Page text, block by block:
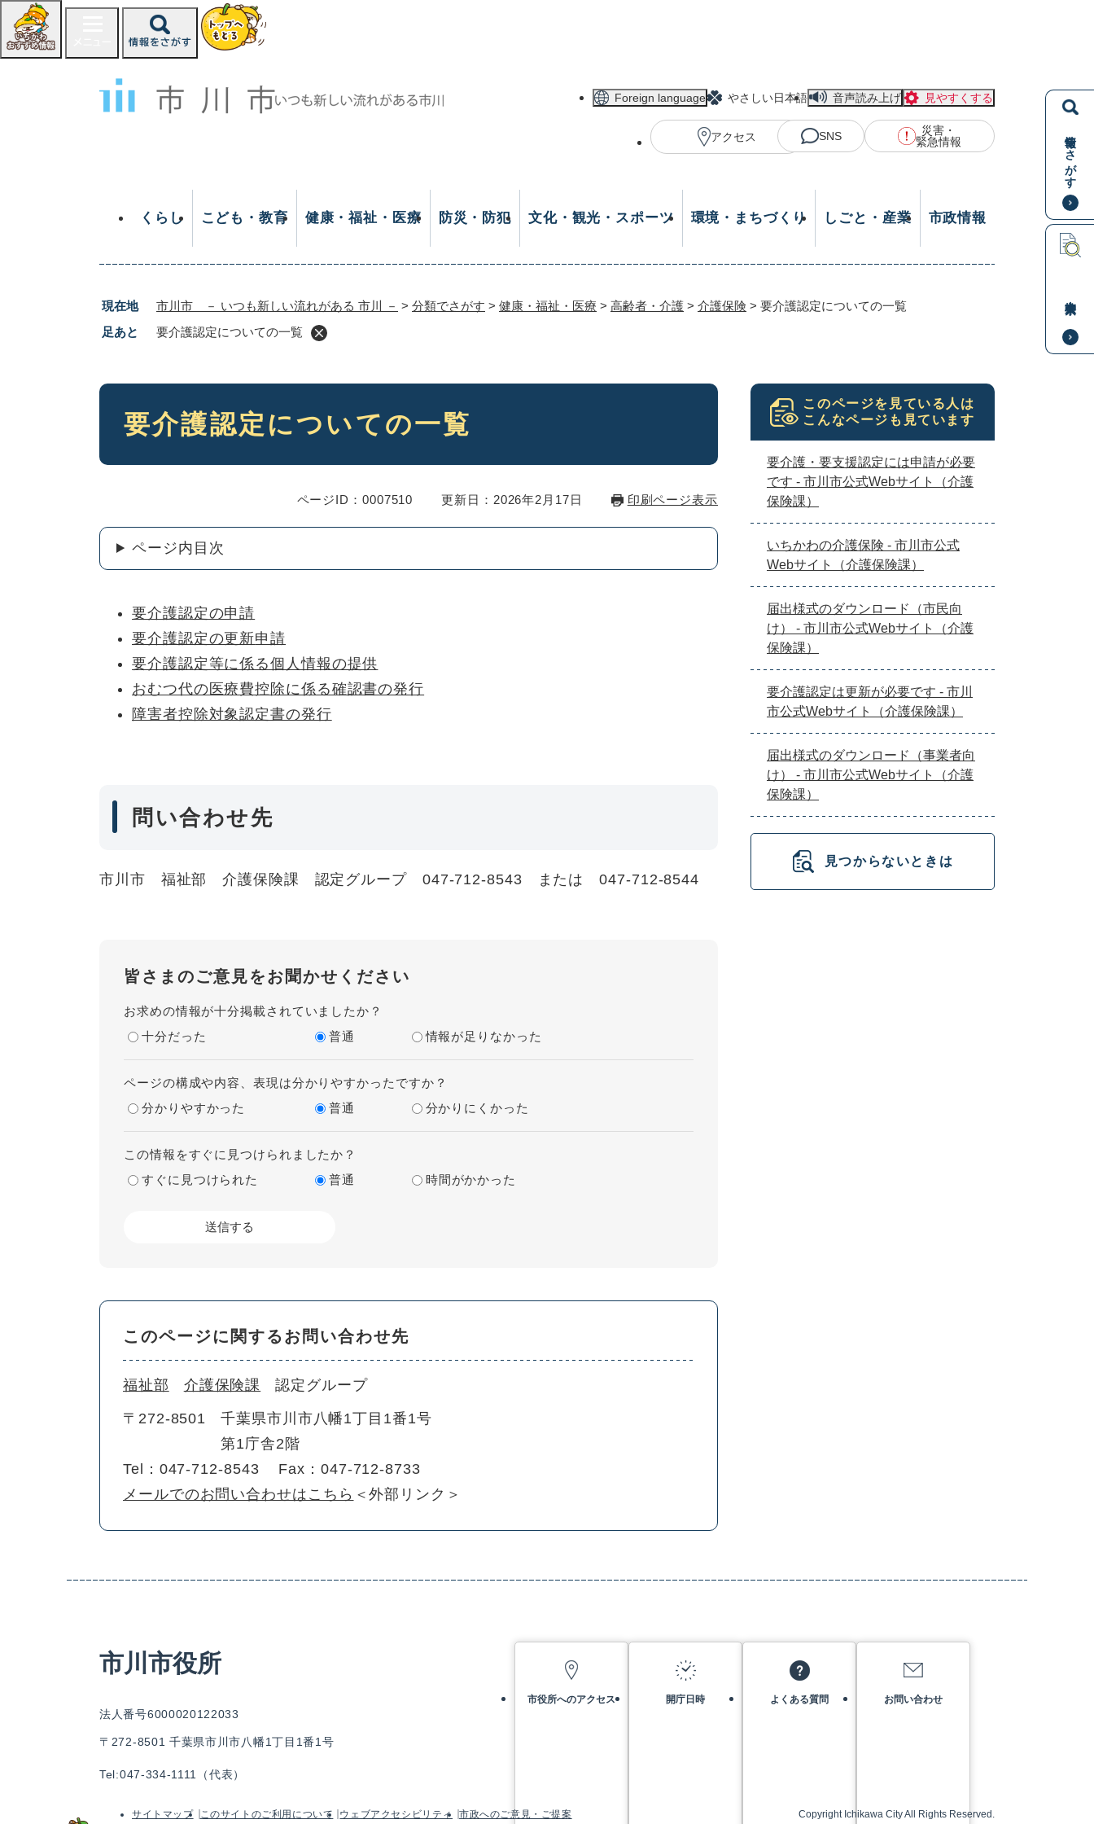
ジ
情報をさがす
Foreign language やさしい日本語 音声読み上げ 見やすくする
アクセス SNS
災害・
緊急情報
くらし こども・教育 健康・福祉・医療 防災・防犯 文化・観光・スポーツ 環境・まちづくり しごと・産業 市政情報
現在地 市川市 － いつも新しい流れがある 市川 － > 分類でさがす > 健康・福祉・医療 > 高齢者・介護 > 介護保険 > 要介護認定についての一覧
足あと
要介護認定についての一覧
本
要介護認定についての一覧
ページID：0007510 更新日：2026年2月17日 印刷ページ表示
ページ内目次
要介護認定の申請
要介護認定の更新申請
要介護認定等に係る個人情報の提供
おむつ代の医療費控除に係る確認書の発行
障害者控除対象認定書の発行
問い合わせ先
市川市 福祉部 介護保険課 認定グループ 047-712-8543 または 047-712-8544
皆さまのご意見をお聞かせください
お求めの情報が十分掲載されていましたか？
十分だった
普通 情報が足りなかった
ページの構成や内容、表現は分かりやすかったですか？
分かりやすかった
普通 分かりにくかった
この情報をすぐに見つけられましたか？
すぐに見つけられた
普通 時間がかかった
このページに関するお問い合わせ先
福祉部 介護保険課 認定グループ
〒272-8501
千葉県市川市八幡1丁目1番1号
第1庁舎2階
Tel：047-712-8543
Fax：047-712-8733
メールでのお問い合わせはこちら ＜外部リンク＞
このページを見ている人は
こんなページも見ています
要介護・要支援認定には申請が必要
です - 市川市公式Webサイト（介護
保険課）
いちかわの介護保険 - 市川市公式
Webサイト（介護保険課）
届出様式のダウンロード（市民向
け） - 市川市公式Webサイト（介護
保険課）
要介護認定は更新が必要です - 市川
市公式Webサイト（介護保険課）
届出様式のダウンロード（事業者向
け） - 市川市公式Webサイト（介護
保険課）
見つからないときは
市川市役所
法人番号6000020122033
〒272-8501 千葉県市川市八幡1丁目1番1号
Tel:047-334-1111（代表）
市役所へのアクセス 開庁日時 よくある質問 お問い合わせ
サイトマップ このサイトのご利用について ウェブアクセシビリティ 市政へのご意見・ご提案 Copyright Ichikawa City All Rights Reserved.